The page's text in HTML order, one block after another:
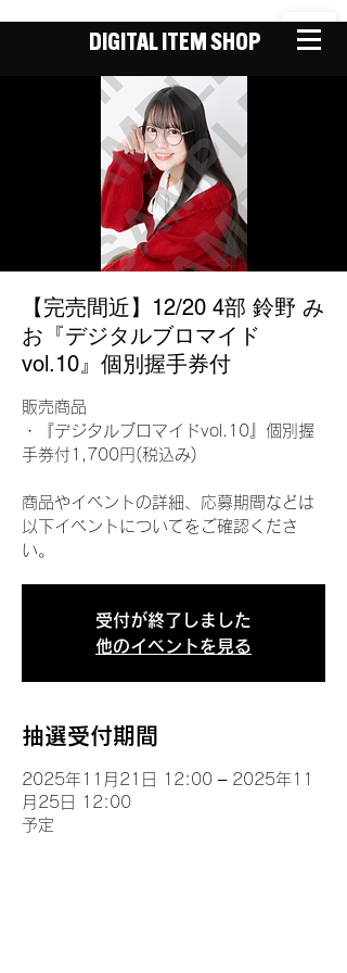
DIGITAL ITEM SHOP
【完売間近】12/20 4部 鈴野 み
お『デジタルブロマイド
vol.10』個別握手券付
販売商品
・『デジタルブロマイドvol.10』個別握
手券付1,700円(税込み)
商品やイベントの詳細、応募期間などは
以下イベントについてをご確認くださ
い。
受付が終了しました
他のイベントを見る
抽選受付期間
2025年11月21日 12:00 – 2025年11
月25日 12:00
予定